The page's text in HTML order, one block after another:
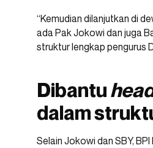
“Kemudian dilanjutkan di
ada Pak Jokowi dan juga
struktur lengkap pengurus
Dibantu
dalam
Selain Jokowi dan SBY,